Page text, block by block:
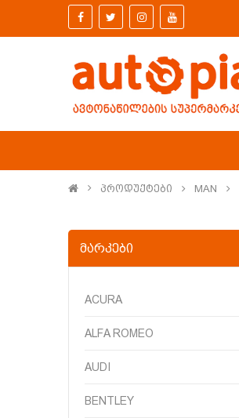
Პროდუქტები MAN
ᲛᲐᲠᲙᲔᲑᲘ
ACURA
ALFA ROMEO
AUDI
BENTLEY